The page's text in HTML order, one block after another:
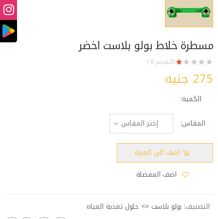
مسطرة خلاط بولو بلاست اخضر
(التقييم 0 )
275 جنيه
الكمية:
المقاس:
اضف الى العربة
اضف المفضلة
التصنيف: بولو بلاست => حلول تغذية المياه